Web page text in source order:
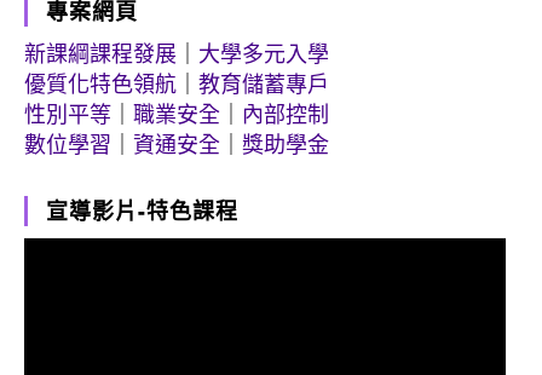
專案網頁
新課綱課程發展
大學多元入學
優質化特色領航
教育儲蓄專戶
性別平等
職業安全
內部控制
數位學習
資通安全 獎助學金
宣導影片-特色課程